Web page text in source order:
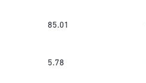
85.01
5.78